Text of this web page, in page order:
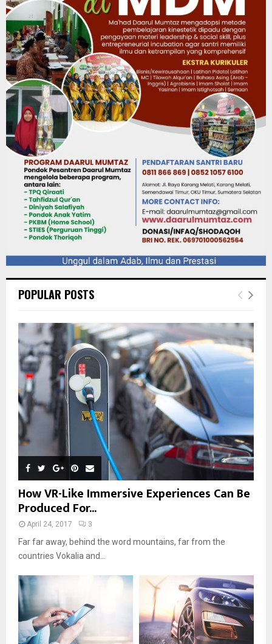
POPULAR POSTS
How VR-Like Immersive Experiences Can Be
Produced For...
April 24, 2017 3
Far far away, behind the word mountains, far from the
countries Vokalia and...